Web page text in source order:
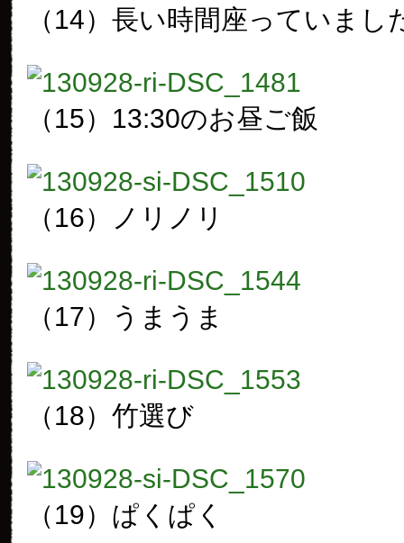
（14）長い時間座っていまし
（15）13:30のお昼ご飯
（16）ノリノリ
（17）うまうま
（18）竹選び
（19）ぱくぱく